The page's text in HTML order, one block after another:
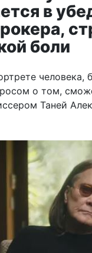
в
боли
о том,
Таней